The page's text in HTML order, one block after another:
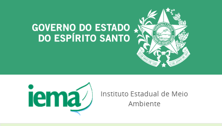
Instituto Estadual de Meio
Ambiente